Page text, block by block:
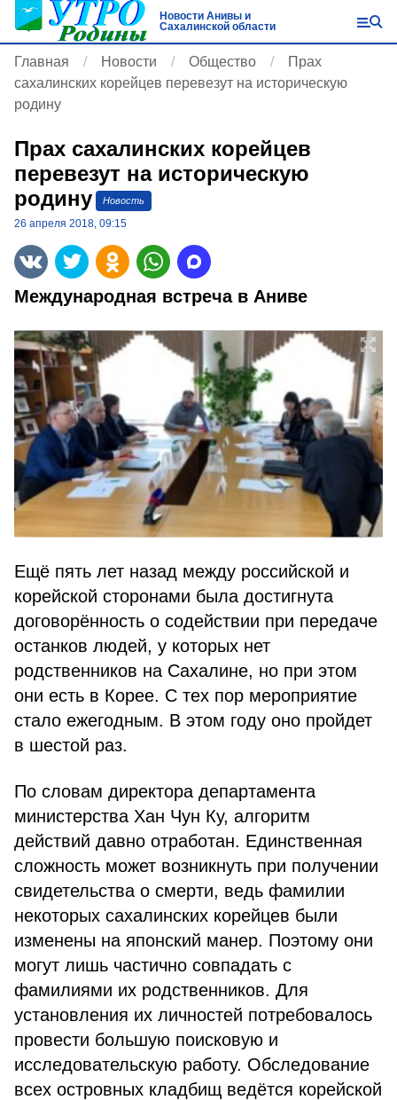
Новости Анивы и
Сахалинской области
Главная Новости Общество
Прах
сахалинских корейцев перевезут на историческую
родину
Прах сахалинских корейцев
перевезут на историческую
родину
Новость
26 апреля 2018, 09:15
Международная встреча в Аниве
Ещё пять лет назад между российской и
корейской сторонами была достигнута
договорённость о содействии при передаче
останков людей, у которых нет
родственников на Сахалине, но при этом
они есть в Корее. С тех пор мероприятие
стало ежегодным. В этом году оно пройдет
в шестой раз.
По словам директора департамента
министерства Хан Чун Ку, алгоритм
действий давно отработан. Единственная
сложность может возникнуть при получении
свидетельства о смерти, ведь фамилии
некоторых сахалинских корейцев были
изменены на японский манер. Поэтому они
могут лишь частично совпадать с
фамилиями их родственников. Для
установления их личностей потребовалось
провести большую поисковую и
исследовательскую работу. Обследование
всех островных кладбищ ведётся корейской